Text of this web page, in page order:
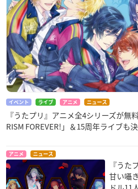
イベント ライブ アニメ ニュース
『うたプリ』アニメ全4シリーズが無
RISM FOREVER!」＆15周年ライブも
アニメ ニュース
『うた
甘い囁